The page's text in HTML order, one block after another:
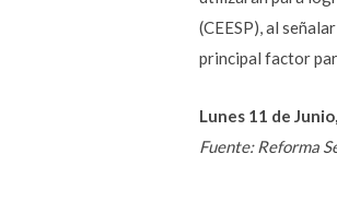
(CEESP), al
principal factor
Lunes 11 de
Fuente: Reforma